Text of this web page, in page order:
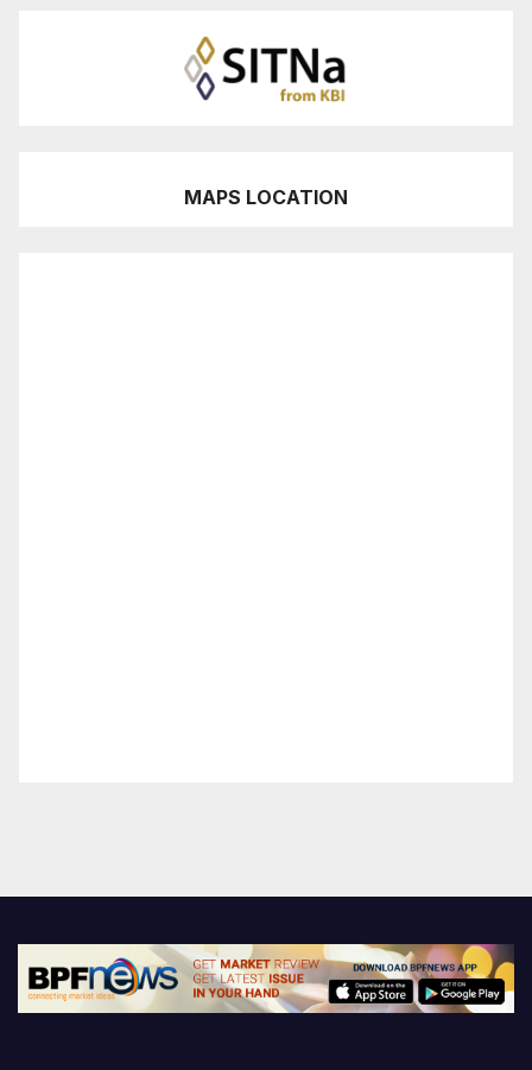
MAPS LOCATION